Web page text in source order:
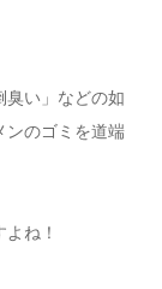
臭い」などの如
ンのゴミを道端
ね！